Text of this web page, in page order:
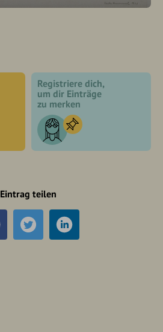
Registriere dich,
um dir Einträge
zu merken
Eintrag teilen